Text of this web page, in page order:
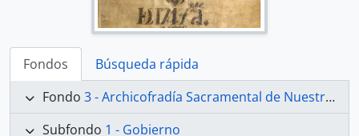
Fondos
Búsqueda rápida
Fondo 3 - Archicofradía Sacramental de Nuestra Señora de los Dolores
Subfondo 1 - Gobierno